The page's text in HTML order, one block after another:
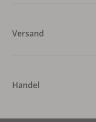
Versand
Handel